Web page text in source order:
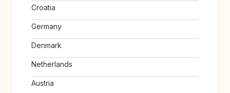
Croatia
Germany
Denmark
Netherlands
Austria